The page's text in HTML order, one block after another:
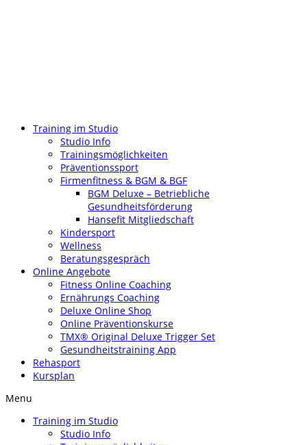
Training im Studio
Studio Info
Trainingsmöglichkeiten
Präventionssport
Firmenfitness & BGM & BGF
BGM Deluxe – Betriebliche
Gesundheitsförderung
Hansefit Mitgliedschaft
Kindersport
Wellness
Beratungsgespräch
Online Angebote
Fitness Online Coaching
Ernährungs Coaching
Deluxe Online Shop
Online Präventionskurse
TMX® Original Deluxe Trigger Set
Gesundheitstraining App
Rehasport
Kursplan
Menu
Training im Studio
Studio Info